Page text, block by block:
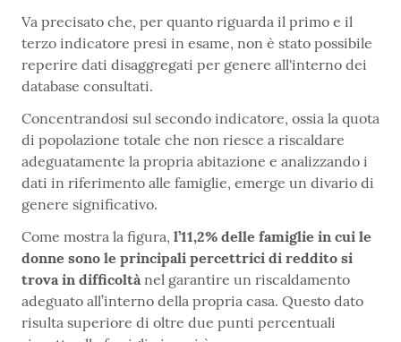
Va precisato che, per quanto riguarda il primo e il
terzo indicatore presi in esame, non è stato possibile
reperire dati disaggregati per genere all'interno dei
database consultati.
Concentrandosi sul secondo indicatore, ossia la quota
di popolazione totale che non riesce a riscaldare
adeguatamente la propria abitazione e analizzando i
dati in riferimento alle famiglie, emerge un divario di
genere significativo.
Come mostra la figura, l’11,2% delle famiglie in cui le
donne sono le principali percettrici di reddito si
trova in difficoltà nel garantire un riscaldamento
adeguato all’interno della propria casa. Questo dato
risulta superiore di oltre due punti percentuali